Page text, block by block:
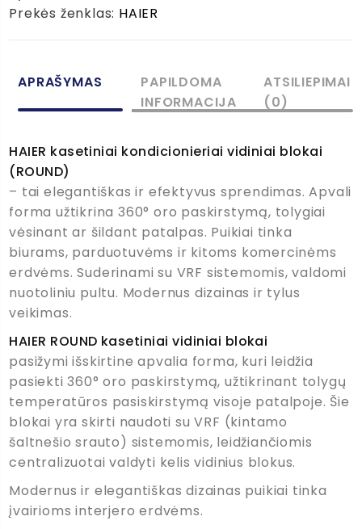
Prekės ženklas: HAIER
APRAŠYMAS
PAPILDOMA
INFORMACIJA
ATSILIEPIMAI
(0)
HAIER kasetiniai kondicionieriai vidiniai blokai
(ROUND)
– tai elegantiškas ir efektyvus sprendimas. Apvali
forma užtikrina 360° oro paskirstymą, tolygiai
vėsinant ar šildant patalpas. Puikiai tinka
biurams, parduotuvėms ir kitoms komercinėms
erdvėms. Suderinami su VRF sistemomis, valdomi
nuotoliniu pultu. Modernus dizainas ir tylus
veikimas.
HAIER ROUND kasetiniai vidiniai blokai
pasižymi išskirtine apvalia forma, kuri leidžia
pasiekti 360° oro paskirstymą, užtikrinant tolygų
temperatūros pasiskirstymą visoje patalpoje. Šie
blokai yra skirti naudoti su VRF (kintamo
šaltnešio srauto) sistemomis, leidžiančiomis
centralizuotai valdyti kelis vidinius blokus.
Modernus ir elegantiškas dizainas puikiai tinka
įvairioms interjero erdvėms.